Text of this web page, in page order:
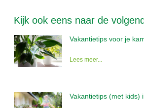
Kijk ook eens naar de
Vakantietips voor je
Lees meer...
Vakantietips (met kids)